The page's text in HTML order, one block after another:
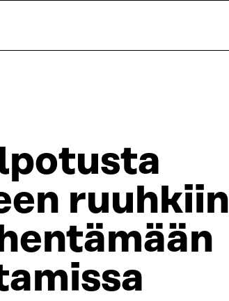
ruuhkiin